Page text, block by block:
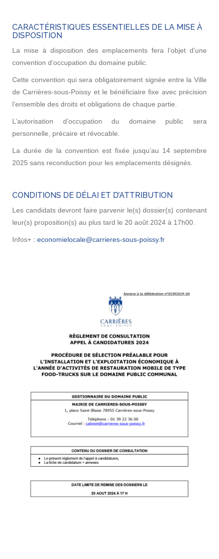
CARACTÉRISTIQUES ESSENTIELLES DE LA MISE À
DISPOSITION
La mise à disposition des emplacements fera l’objet d’une
convention d’occupation du domaine public.
Cette convention qui sera obligatoirement signée entre la Ville
de Carrières-sous-Poissy et le bénéficiaire fixe avec précision
l’ensemble des droits et obligations de chaque partie.
L’autorisation d’occupation du domaine public sera
personnelle, précaire et révocable.
La durée de la convention est fixée jusqu’au 14 septembre
2025 sans reconduction pour les emplacements désignés.
CONDITIONS DE DÉLAI ET D’ATTRIBUTION
Les candidats devront faire parvenir le(s) dossier(s) contenant
leur(s) proposition(s) au plus tard le 20 août 2024 à 17h00.
Infos+ :